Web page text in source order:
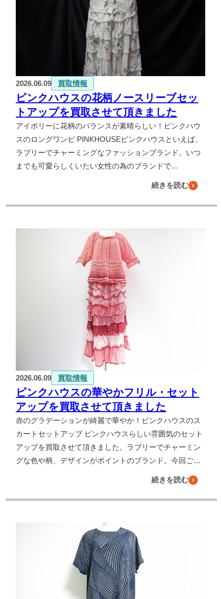
2026.06.09 買取情報
ピンクハウスの花柄ノースリーブセッ
トアップを買取させて頂きました
アイボリーに花柄のバランスが素晴らしい！ピンクハウ
スのロングワンピ PINKHOUSEピンクハウスといえば、
ラブリーでチャーミングなファッションブランド。いつ
までも可愛らしくいたい女性の為のブランドで…
続きを読む
2026.06.09 買取情報
ピンクハウスの華やかフリル・セット
アップを買取させて頂きました
赤のグラデーションが綺麗で華やか！ピンクハウスのス
カートセットアップ ピンクハウスらしい雰囲気のセット
アップを買取させて頂きました。ラブリーでチャーミン
グな色や柄、デザインがポイントのブランド。今回ご…
続きを読む